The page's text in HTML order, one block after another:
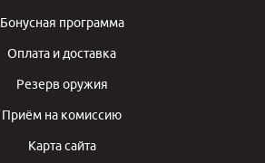
Бонусная программа
Оплата и доставка
Резерв оружия
Приём на комиссию
Карта сайта